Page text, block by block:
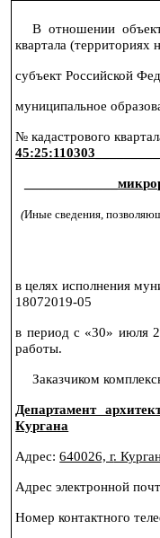
В отношении
квартала (территориях
субъект Российской
муниципальное
№ кадастрового
(Иные сведения,
в целях исполнения
18072019-05
в период с «30» июля
работы.
Заказчиком
Департамент
Кургана
Адрес:640026, г.
Адрес электронной
Номер контактного